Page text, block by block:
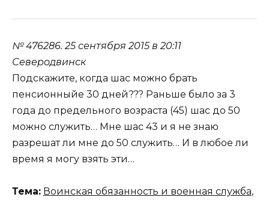
№ 476286. 25 сентября 2015 в 20:11
Северодвинск
Подскажите, когда шас можно брать
пенсионныйе 30 дней??? Раньше было за 3
года до предельного возраста (45) шас до 50
можно служить… Мне шас 43 и я не знаю
разрешат ли мне до 50 служить… И в любое ли
время я могу взять эти…
Тема: Воинская обязанность и военная служба,